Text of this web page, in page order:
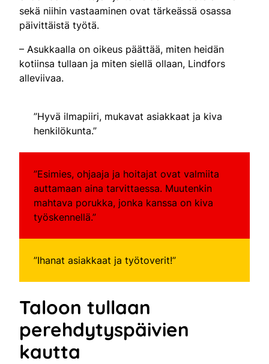
sekä niihin vastaaminen ovat tärkeässä osassa
päivittäistä työtä.
– Asukkaalla on oikeus päättää, miten heidän
kotiinsa tullaan ja miten siellä ollaan, Lindfors
alleviivaa.
”Hyvä ilmapiiri, mukavat asiakkaat ja kiva
henkilökunta.”
”Esimies, ohjaaja ja hoitajat ovat valmiita
auttamaan aina tarvittaessa. Muutenkin
mahtava porukka, jonka kanssa on kiva
työskennellä.”
”Ihanat asiakkaat ja työtoverit!”
Taloon tullaan
perehdytyspäivien
kautta